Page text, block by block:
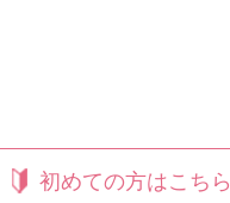
初めての方はこちら